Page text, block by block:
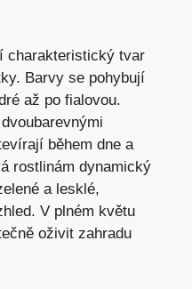
charakteristický tvar
Barvy se pohybují
až po fialovou.
během dne a
rostlinám dynamický
a lesklé,
V plném květu
oživit zahradu